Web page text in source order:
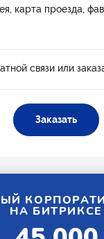
карта проезда,
связи или
Заказать
НА БИТРИКСЕ